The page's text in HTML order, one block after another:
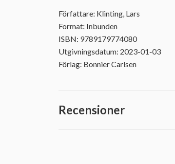
Författare: Klinting, Lars
Format: Inbunden
ISBN: 9789179774080
Utgivningsdatum: 2023-01-03
Förlag: Bonnier Carlsen
Recensioner